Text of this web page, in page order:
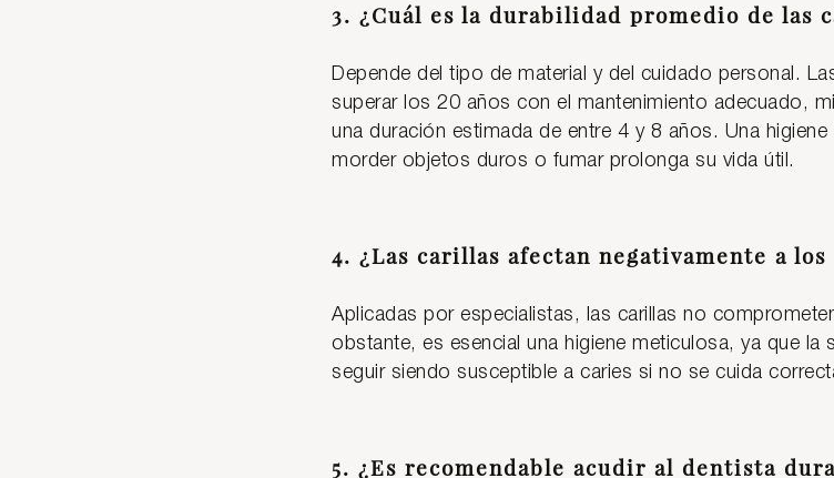
3. ¿Cuál es la durabilidad promedio de las
Depende del tipo de material y del cuidado personal.
superar los 20 años con el mantenimiento adecuado,
una duración estimada de entre 4 y 8 años. Una
morder objetos duros o fumar prolonga su vida útil.
4. ¿Las carillas afectan negativamente a
Aplicadas por especialistas, las carillas no
obstante, es esencial una higiene meticulosa, ya que la
seguir siendo susceptible a caries si no se cuida
5. ¿Es recomendable acudir al dentista